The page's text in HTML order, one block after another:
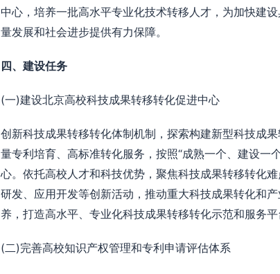
中心，培养一批高水平专业化技术转移人才，为加快建
量发展和社会进步提供有力保障。
四、建设任务
(一)建设北京高校科技成果转移转化促进中心
创新科技成果转移转化体制机制，探索构建新型科技成
量专利培育、高标准转化服务，按照“成熟一个、建设一
心。依托高校人才和科技优势，聚焦科技成果转移转化
研发、应用开发等创新活动，推动重大科技成果转化和
养，打造高水平、专业化科技成果转移转化示范和服务平
(二)完善高校知识产权管理和专利申请评估体系